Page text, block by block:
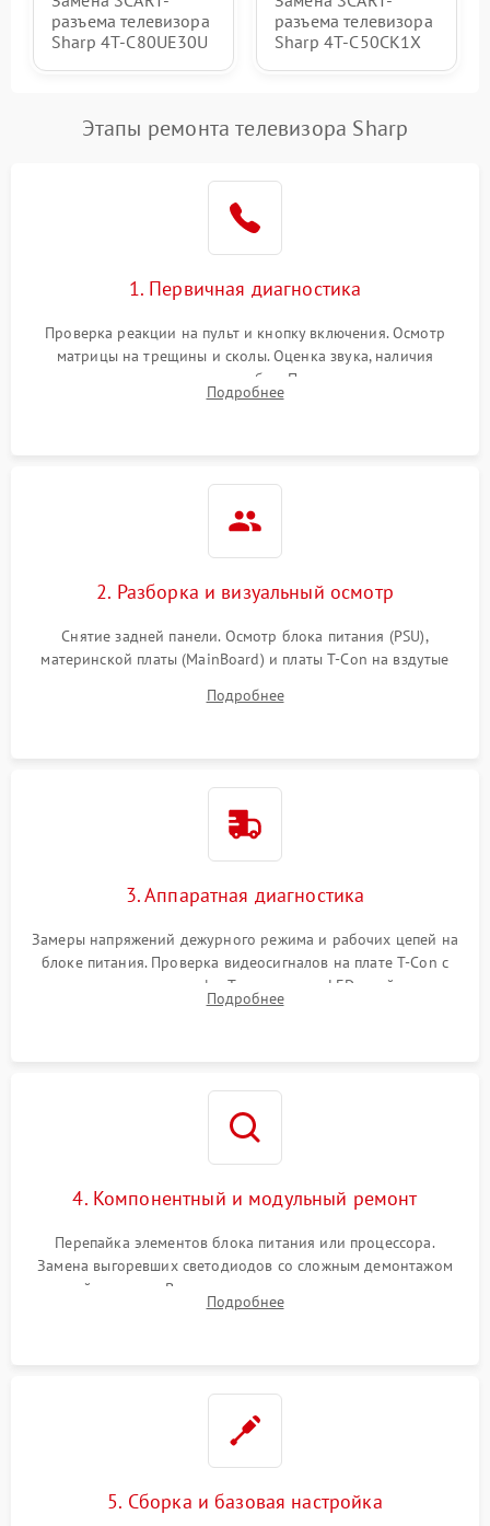
разъема телевизора
Sharp 4T-C80UE30U
разъема телевизора
Sharp 4T-C50CK1X
Этапы ремонта телевизора Sharp
1. Первичная диагностика
Проверка реакции на пульт и кнопку включения. Осмотр
матрицы на трещины и сколы. Оценка звука, наличия
подсветки и индикаторов ошибок. Подключение тестовых
источников сигнала для выявления симптомов поломки.
Подробнее
2. Разборка и визуальный осмотр
Снятие задней панели. Осмотр блока питания (PSU),
материнской платы (MainBoard) и платы T-Con на вздутые
Проверка надежности фиксации и целостности шлейфов.
Подробнее
3. Аппаратная диагностика
Замеры напряжений дежурного режима и рабочих цепей на
блоке питания. Проверка видеосигналов на плате T-Con с
помощью осциллографа. Тестирование LED-драйвера и
светодиодных планок подсветки мультиметром.
Подробнее
4. Компонентный и модульный ремонт
Перепайка элементов блока питания или процессора.
Замена выгоревших светодиодов со сложным демонтажом
хрупкой матрицы. Восстановление поврежденных дорожек,
прошивка микросхем памяти EEPROM
Подробнее
5. Сборка и базовая настройка